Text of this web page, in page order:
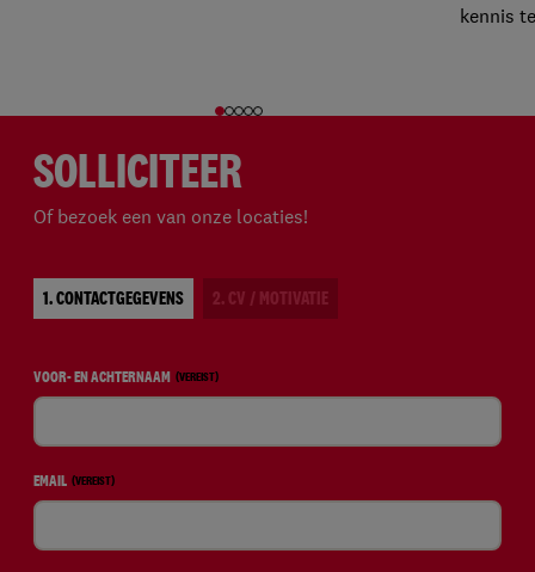
kennis
SOLLICITEER
Of bezoek een van onze locaties!
1. CONTACTGEGEVENS 2. CV / MOTIVATIE
VOOR- EN ACHTERNAAM (VEREIST)
EMAIL (VEREIST)